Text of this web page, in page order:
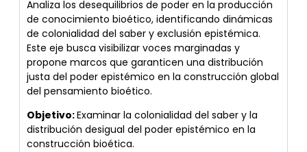
Analiza los desequilibrios de poder en la producción
de conocimiento bioético, identificando dinámicas
de colonialidad del saber y exclusión epistémica.
Este eje busca visibilizar voces marginadas y
propone marcos que garanticen una distribución
justa del poder epistémico en la construcción global
del pensamiento bioético.
Objetivo:Examinar la colonialidad del saber y la
distribución desigual del poder epistémico en la
construcción bioética.